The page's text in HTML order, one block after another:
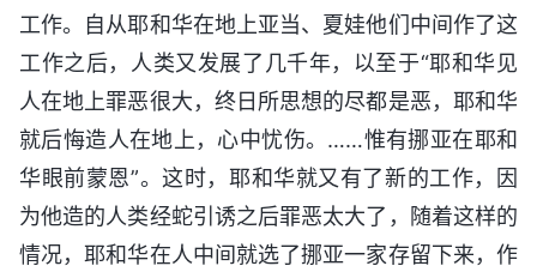
工作。自从耶和华在地上亚当、夏娃他们中间作了这
工作之后，人类又发展了几千年，以至于“耶和华见
人在地上罪恶很大，终日所思想的尽都是恶，耶和华
就后悔造人在地上，心中忧伤。……惟有挪亚在耶和
华眼前蒙恩”。这时，耶和华就又有了新的工作，因
为他造的人类经蛇引诱之后罪恶太大了，随着这样的
情况，耶和华在人中间就选了挪亚一家存留下来，作